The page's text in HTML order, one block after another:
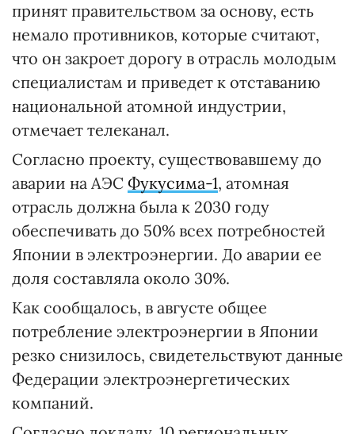
принят правительством за основу, есть
немало противников, которые считают,
что он закроет дорогу в отрасль молодым
специалистам и приведет к отставанию
национальной атомной индустрии,
отмечает телеканал.
Согласно проекту, существовавшему до
аварии на АЭС Фукусима-1, атомная
отрасль должна была к 2030 году
обеспечивать до 50% всех потребностей
Японии в электроэнергии. До аварии ее
доля составляла около 30%.
Как сообщалось, в августе общее
потребление электроэнергии в Японии
резко снизилось, свидетельствуют данные
Федерации электроэнергетических
компаний.